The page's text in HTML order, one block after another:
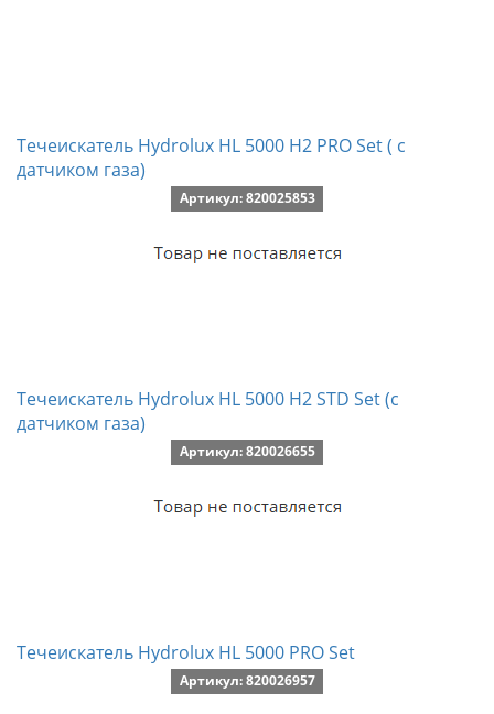
Течеискатель Hydrolux HL 5000 H2 PRO Set ( с
датчиком газа)
Артикул: 820025853
Течеискатель Hydrolux HL 5000 H2 STD Set (с
датчиком газа)
Артикул: 820026655
Течеискатель Hydrolux HL 5000 PRO Set
Артикул: 820026957